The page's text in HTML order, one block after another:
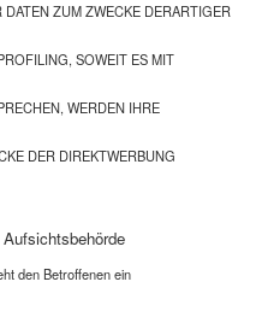
ZUM ZWECKE DERARTIGER
SOWEIT ES MIT
WERDEN IHRE
DER DIREKTWERBUNG
den Betroffenen ein